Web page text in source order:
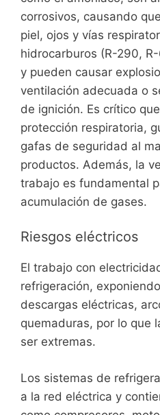
corrosivos, causando
piel, ojos y vías
hidrocarburos (R-290,
y pueden causar
ventilación adecuada o
de ignición. Es crítico
protección respiratoria,
gafas de seguridad al
productos. Además, la
trabajo es fundamental
acumulación de gases.
Riesgos eléctricos
El trabajo con
refrigeración,
descargas eléctricas,
quemaduras, por lo que
ser extremas.
Los sistemas de
a la red eléctrica y